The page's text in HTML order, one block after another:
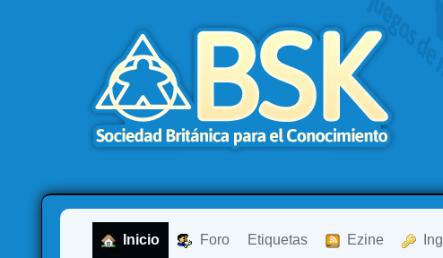
Inicio Foro Etiquetas Ezine